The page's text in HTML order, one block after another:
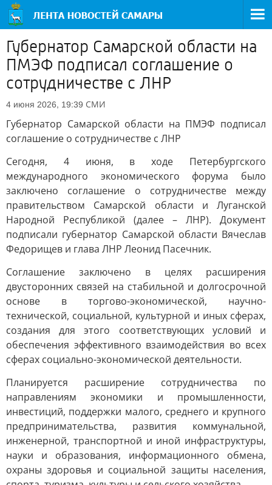
Губернатор Самарской области на
ПМЭФ подписал соглашение о
сотрудничестве с ЛНР
4 июня 2026, 19:39 СМИ
Губернатор Самарской области на ПМЭФ подписал
соглашение о сотрудничестве с ЛНР
Сегодня, 4 июня, в ходе Петербургского
международного экономического форума было
заключено соглашение о сотрудничестве между
правительством Самарской области и Луганской
Народной Республикой (далее – ЛНР). Документ
подписали губернатор Самарской области Вячеслав
Федорищев и глава ЛНР Леонид Пасечник.
Соглашение заключено в целях расширения
двусторонних связей на стабильной и долгосрочной
основе в торгово-экономической, научно-
технической, социальной, культурной и иных сферах,
создания для этого соответствующих условий и
обеспечения эффективного взаимодействия во всех
сферах социально-экономической деятельности.
Планируется расширение сотрудничества по
направлениям экономики и промышленности,
инвестиций, поддержки малого, среднего и крупного
предпринимательства, развития коммунальной,
инженерной, транспортной и иной инфраструктуры,
науки и образования, информационного обмена,
охраны здоровья и социальной защиты населения,